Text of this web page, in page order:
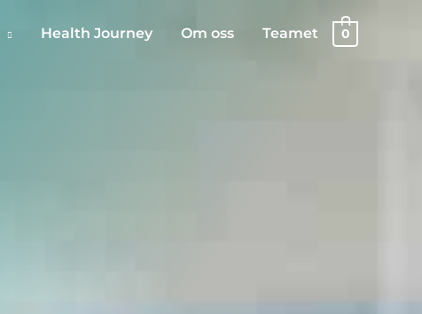
Health Journey Om oss Teamet 0